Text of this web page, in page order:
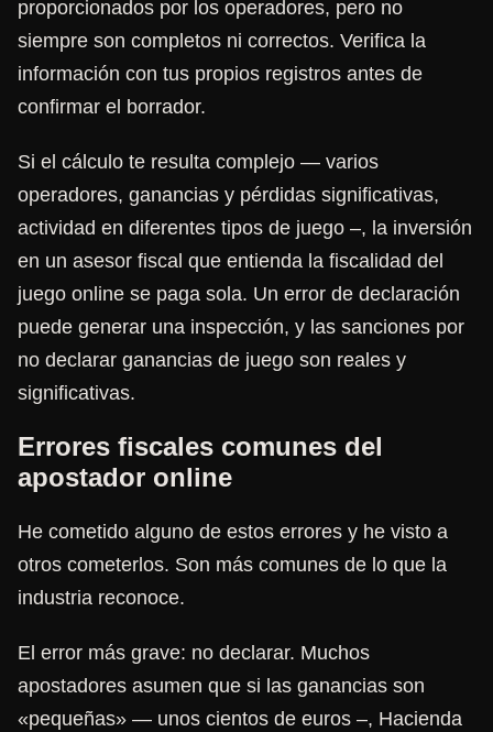
proporcionados por los operadores, pero no
siempre son completos ni correctos. Verifica la
información con tus propios registros antes de
confirmar el borrador.
Si el cálculo te resulta complejo — varios
operadores, ganancias y pérdidas significativas,
actividad en diferentes tipos de juego –, la inversión
en un asesor fiscal que entienda la fiscalidad del
juego online se paga sola. Un error de declaración
puede generar una inspección, y las sanciones por
no declarar ganancias de juego son reales y
significativas.
Errores fiscales comunes del
apostador online
He cometido alguno de estos errores y he visto a
otros cometerlos. Son más comunes de lo que la
industria reconoce.
El error más grave: no declarar. Muchos
apostadores asumen que si las ganancias son
«pequeñas» — unos cientos de euros –, Hacienda